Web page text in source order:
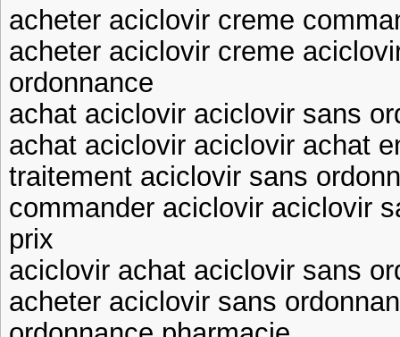
acheter aciclovir creme
acheter aciclovir creme
ordonnance
achat aciclovir aciclovir sans
achat aciclovir aciclovir achat
traitement aciclovir sans
commander aciclovir aciclovir
prix
aciclovir achat aciclovir sans
acheter aciclovir sans